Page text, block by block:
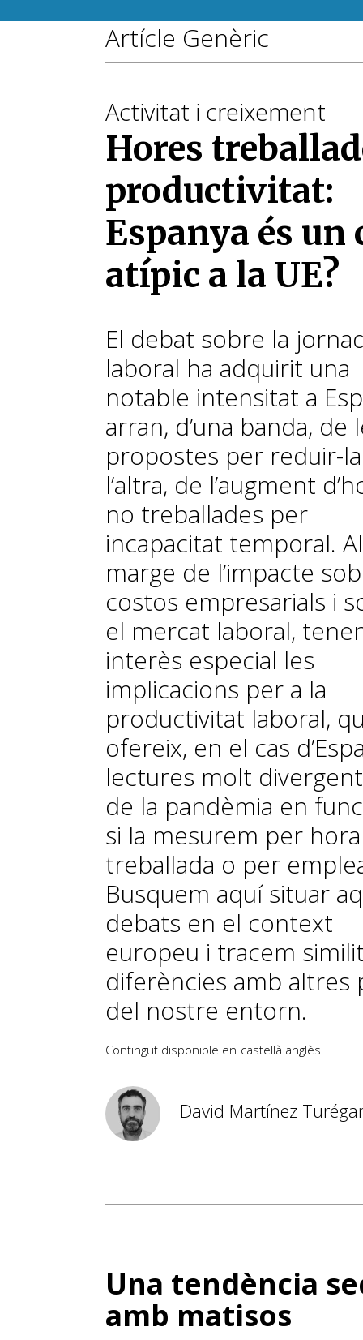
Artícle Genèric
Activitat i creixement
Hores
productivitat:
Espanya és un
atípic a la UE?
El debat sobre la
laboral ha adquirit una
notable intensitat a
arran, d’una banda, de
propostes per reduir-
l’altra, de l’augment
no treballades per
incapacitat temporal. Al
marge de l’impacte
costos empresarials i
el mercat laboral,
interès especial les
implicacions per a la
productivitat laboral,
ofereix, en el cas
lectures molt
de la pandèmia en
si la mesurem per hora
treballada o per
Busquem aquí situar
debats en el context
europeu i tracem
diferències amb altres
del nostre entorn.
Contingut disponible en castellà anglès
David Martínez
Una tendència
amb matisos